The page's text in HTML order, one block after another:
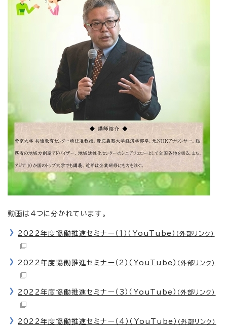
動画は4つに分かれています。
2022年度協働推進セミナー（1）（YouTube） （外部リンク）
2022年度協働推進セミナー（2）（YouTube） （外部リンク）
2022年度協働推進セミナー（3）（YouTube） （外部リンク）
2022年度協働推進セミナー（4）（YouTube） （外部リンク）